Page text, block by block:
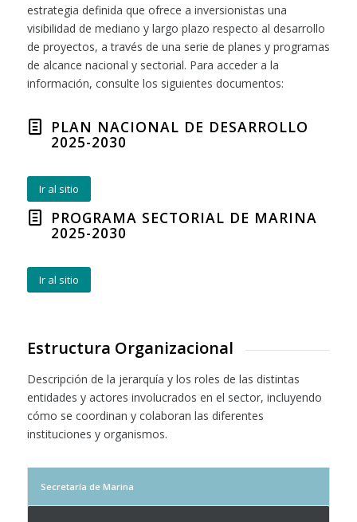
estrategia definida que ofrece a inversionistas una
visibilidad de mediano y largo plazo respecto al desarrollo
de proyectos, a través de una serie de planes y programas
de alcance nacional y sectorial. Para acceder a la
información, consulte los siguientes documentos:
PLAN NACIONAL DE DESARROLLO
2025-2030
Ir al sitio
PROGRAMA SECTORIAL DE MARINA
2025-2030
Ir al sitio
Estructura Organizacional
Descripción de la jerarquía y los roles de las distintas
entidades y actores involucrados en el sector, incluyendo
cómo se coordinan y colaboran las diferentes
instituciones y organismos.
Secretaría de Marina